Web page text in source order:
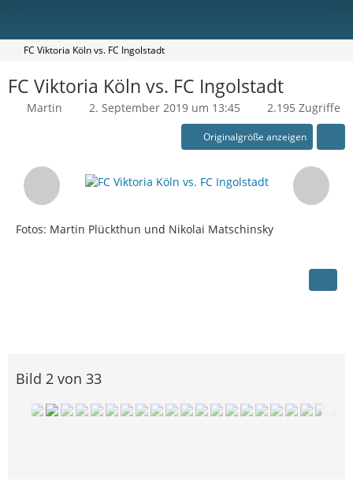
FC Viktoria Köln vs. FC Ingolstadt
FC Viktoria Köln vs. FC Ingolstadt
Martin 2. September 2019 um 13:45 2.195 Zugriffe
Originalgröße anzeigen
Fotos: Martin Plückthun und Nikolai Matschinsky
Bild 2 von 33